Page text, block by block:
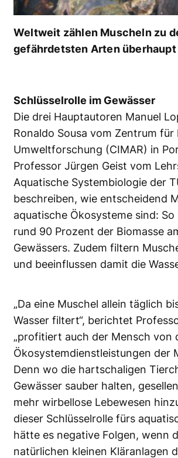
Weltweit zählen Muscheln zu
gefährdetsten Arten
Schlüsselrolle im Gewässer
Die drei Hauptautoren Manuel
Ronaldo Sousa vom Zentrum für
Umweltforschung (CIMAR) in
Professor Jürgen Geist vom
Aquatische Systembiologie der
beschreiben, wie entscheidend
aquatische Ökosysteme sind: So
rund 90 Prozent der Biomasse
Gewässers. Zudem filtern
und beeinflussen damit die
„Da eine Muschel allein täglich
Wasser filtert“, berichtet
„profitiert auch der Mensch von
Ökosystemdienstleistungen der
Denn wo die hartschaligen
Gewässer sauber halten,
mehr wirbellose Lebewesen
dieser Schlüsselrolle fürs
hätte es negative Folgen, wenn
natürlichen kleinen Kläranlagen